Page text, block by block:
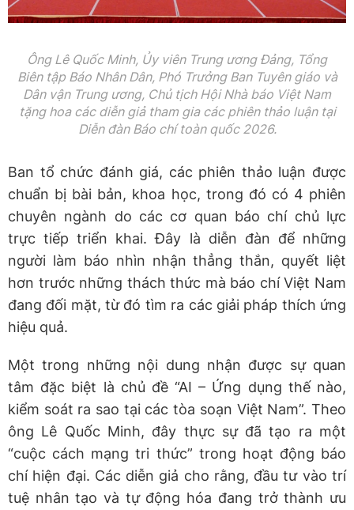
Ông Lê Quốc Minh, Ủy viên Trung ương Đảng, Tổng
Biên tập Báo Nhân Dân, Phó Trưởng Ban Tuyên giáo và
Dân vận Trung ương, Chủ tịch Hội Nhà báo Việt Nam
tặng hoa các diễn giả tham gia các phiên thảo luận tại
Diễn đàn Báo chí toàn quốc 2026.
Ban tổ chức đánh giá, các phiên thảo luận được
chuẩn bị bài bản, khoa học, trong đó có 4 phiên
chuyên ngành do các cơ quan báo chí chủ lực
trực tiếp triển khai. Đây là diễn đàn để những
người làm báo nhìn nhận thẳng thắn, quyết liệt
hơn trước những thách thức mà báo chí Việt Nam
đang đối mặt, từ đó tìm ra các giải pháp thích ứng
hiệu quả.
Một trong những nội dung nhận được sự quan
tâm đặc biệt là chủ đề “AI – Ứng dụng thế nào,
kiểm soát ra sao tại các tòa soạn Việt Nam”. Theo
ông Lê Quốc Minh, đây thực sự đã tạo ra một
“cuộc cách mạng tri thức” trong hoạt động báo
chí hiện đại. Các diễn giả cho rằng, đầu tư vào trí
tuệ nhân tạo và tự động hóa đang trở thành ưu